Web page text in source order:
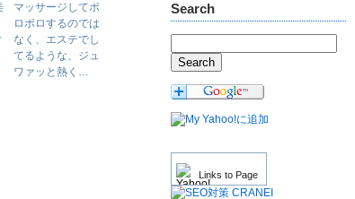
Search
Links to Page
マッサージしてポ
ロポロするのでは
なく、エステでし
てるような、ジュ
ワァッと熱く…